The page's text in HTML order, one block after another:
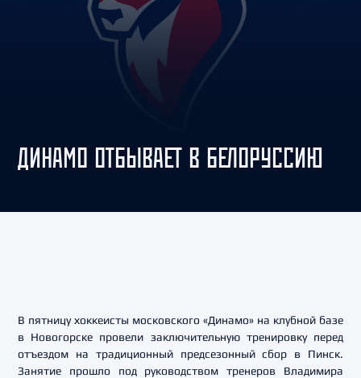
ДИНАМО ОТБЫВАЕТ В БЕЛОРУССИЮ
В пятницу хоккеисты московского «Динамо» на клубной базе
в Новогорске провели заключительную тренировку перед
отъездом на традиционный предсезонный сбор в Пинск.
Занятие прошло под руководством тренеров Владимира